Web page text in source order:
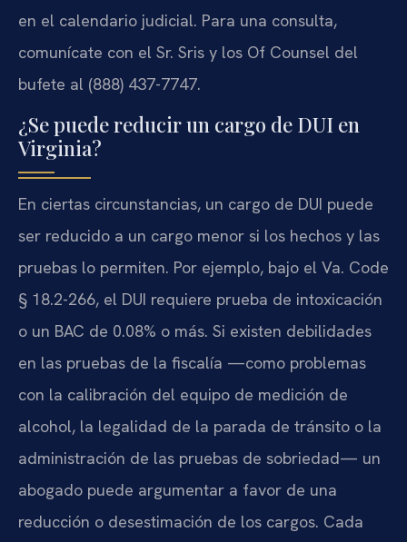
en el calendario judicial. Para una consulta,
comunícate con el Sr. Sris y los Of Counsel del
bufete al (888) 437-7747.
¿Se puede reducir un cargo de DUI en
Virginia?
En ciertas circunstancias, un cargo de DUI puede
ser reducido a un cargo menor si los hechos y las
pruebas lo permiten. Por ejemplo, bajo el Va. Code
§ 18.2-266, el DUI requiere prueba de intoxicación
o un BAC de 0.08% o más. Si existen debilidades
en las pruebas de la fiscalía —como problemas
con la calibración del equipo de medición de
alcohol, la legalidad de la parada de tránsito o la
administración de las pruebas de sobriedad— un
abogado puede argumentar a favor de una
reducción o desestimación de los cargos. Cada